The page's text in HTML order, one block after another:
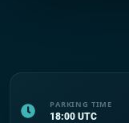
PARKING TIME
18:00 UTC